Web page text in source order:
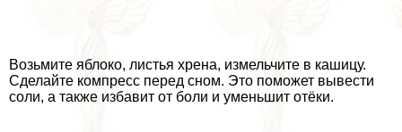
Возьмите яблоко, листья хрена, измельчите в кашицу.
Сделайте компресс перед сном. Это поможет вывести
соли, а также избавит от боли и уменьшит отёки.